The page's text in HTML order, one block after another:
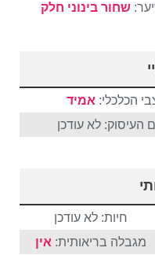
שחור בינוני חלק
הכלכלי: אמיד
העיסוק: לא עודכן
חיות: לא עודכן
מגבלה בריאותית: אין